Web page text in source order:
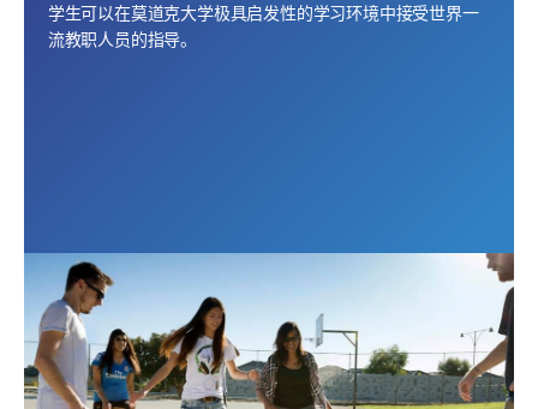
学生可以在莫道克大学极具启发性的学习环境中接受世界一
流教职人员的指导。